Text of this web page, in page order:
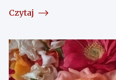
Czytaj